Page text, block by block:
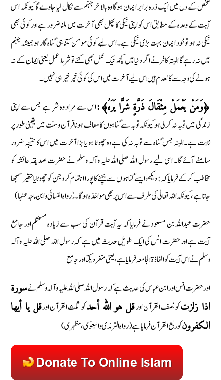
شخص کے دل میں ایک ذرہ برابر ایمان ہوگا وہ بالاخر جہنم سے نکال لیا جاوے گا کیونکہ اس
آیت کے وعدہ کے مطابق اس کو اپنی نیکی کا پھل بھی آخرت میں ملنا ضرور ہے اور کوئی بھی
نیکی نہ ہو تو خود ایمان بہت بڑی نیکی ہے۔ اس لیے کوئی مومن کتنا ہی گناہ گار ہو ہمیشہ جہنم
میں نہ رہے گا البتہ کافر نے اگر دنیا میں کچھ نیک عمل بھی کئے تو شرط عمل یعنی ایمان کے نہ
ہونے کی وجہ سے کالعدم ہیں اس لیے آخرت میں اس کی کوئی خیر خیر ہی نہیں۔
﴿وَمَنْ يَعْمَلْ مِثْقَالَ ذَرَّةٍ شَرًّا يَرَهُ﴾:اس سے مراد وہ شر ہے جس سے اپنی
زندگی میں توبہ نہ کرلی ہو کیونکہ توبہ سے گناہوں کا معاف ہونا قرآن و سنت میں یقینی طور پر
ثابت ہے۔ البتہ جس گناہ سے توبہ نہ کی ہے وہ چھوٹا ہو یا بڑا آخرت میں اس کا نتیجہ ضرور
سامنے آئے گا۔ اسی لیے رسول اللہ صلی اللہ علیہ وآلہ وسلم نے حضرت صدیقہ عائشہ کو
مخاطب کر کے فرمایا کہ: دیکھو ایسے گناہوں سے بچنے کا پورا اہتمام کرو جن کو چھوٹا یا حقیر سمجھا
جاتا ہے، کیونکہ اللہ تعالیٰ کی طرف سے اس پر بھی مواخذہ ہوگا۔ (رواہ النسائی وابن ماجہ عنہا)
حضرت عبداللہ بن مسعود نے فرمایا کہ یہ آیت قرآن کی سب سے زیادہ مسحتکم اور جامع
آیت ہے اور حضرت انس کی ایک طویل حدیث میں ہے کہ رسول اللہ صلی اللہ علیہ وآلہ
وسلم نے اس آیت کو الفاذة الجامعہ فرمایا ہے، یعنی منفرد یکتا اور جامع
اور حضرت انس اور ابن عباس کی حدیث ہے کہ رسول اللہ صلی اللہ علیہ وآلہ وسلم نےسورة
اذا زلزتکو نصف القرآن اورقل هو اللہ أحدکو ثلث القرآن اورقل یا أیھا
الکفرونکو ربع القرآن فرمایا ہے (رواہ الترمذی و البغوی، مظہری)